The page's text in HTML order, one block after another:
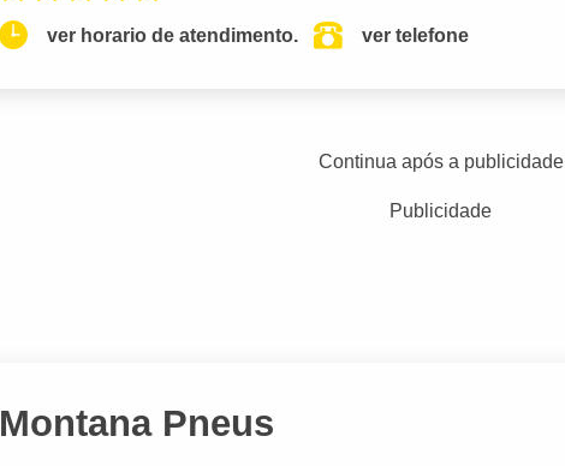
ver horario de atendimento. ver telefone
Continua após a publicidade
Publicidade
Montana Pneus